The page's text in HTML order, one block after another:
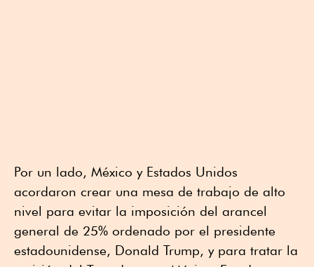
Por un lado, México y Estados Unidos
acordaron crear una mesa de trabajo de alto
nivel para evitar la imposición del arancel
general de 25% ordenado por el presidente
estadounidense, Donald Trump, y para tratar la